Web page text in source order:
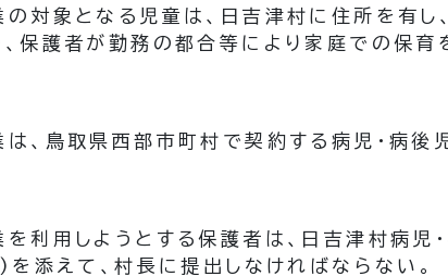
の対象となる児童は、日吉津村に住所を有
、保護者が勤務の都合等により家庭での保育
は、鳥取県西部市町村で契約する病児・病後
を利用しようとする保護者は、日吉津村病児
) を添えて、村長に提出しなければならない。